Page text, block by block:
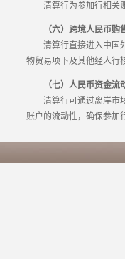
清算行为参加行相关账
（六）跨境人民币购
清算行直接进入中国外
物贸易项下及其他经人行
（七）人民币资金流
清算行可通过离岸市场
账户的流动性，确保参加